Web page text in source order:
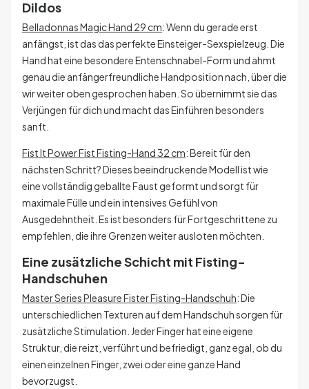
Dildos
Belladonnas Magic Hand 29 cm: Wenn du gerade erst
anfängst, ist das das perfekte Einsteiger-Sexspielzeug. Die
Hand hat eine besondere Entenschnabel-Form und ahmt
genau die anfängerfreundliche Handposition nach, über die
wir weiter oben gesprochen haben. So übernimmt sie das
Verjüngen für dich und macht das Einführen besonders
sanft.
Fist It Power Fist Fisting-Hand 32 cm: Bereit für den
nächsten Schritt? Dieses beeindruckende Modell ist wie
eine vollständig geballte Faust geformt und sorgt für
maximale Fülle und ein intensives Gefühl von
Ausgedehntheit. Es ist besonders für Fortgeschrittene zu
empfehlen, die ihre Grenzen weiter ausloten möchten.
Eine zusätzliche Schicht mit Fisting-
Handschuhen
Master Series Pleasure Fister Fisting-Handschuh: Die
unterschiedlichen Texturen auf dem Handschuh sorgen für
zusätzliche Stimulation. Jeder Finger hat eine eigene
Struktur, die reizt, verführt und befriedigt, ganz egal, ob du
einen einzelnen Finger, zwei oder eine ganze Hand
bevorzugst.